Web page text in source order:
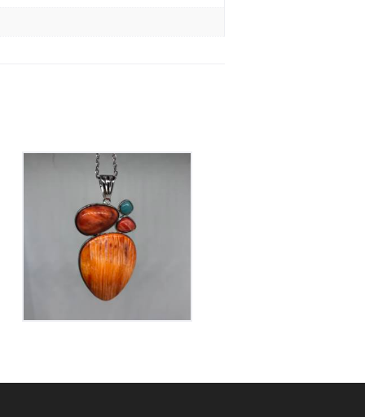
Pendentif Coquillage
et Amazonite
210€